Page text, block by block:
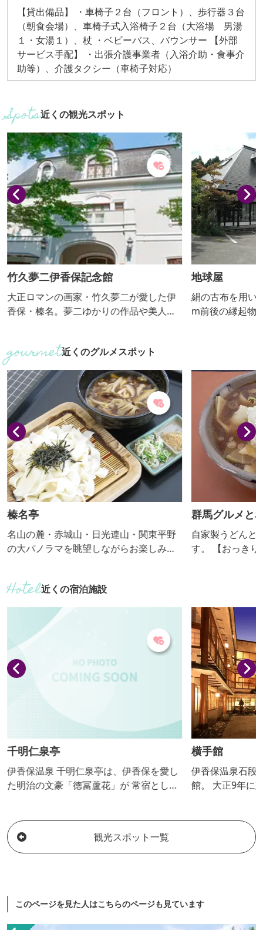
【貸出備品】 ・車椅子２台（フロント）、歩行器３台
（朝食会場）、車椅子式入浴椅子２台（大浴場 男湯
１・女湯１）、杖 ・ベビーバス、バウンサー 【外部
サービス手配】 ・出張介護事業者（入浴介助・食事介
助等）、介護タクシー（車椅子対応）
近くの観光スポット
竹久夢二伊香保記念館
大正ロマンの画家・竹久夢二が愛した伊
香保・榛名。夢二ゆかりの作品や美人
地球屋
絹の古布を用い
m前後の縁起物
近くのグルメスポット
榛名亭
名山の麓・赤城山・日光連山・関東平野
の大パノラマを眺望しながらお楽しみく
群馬グルメと
自家製うどんと
す。 【おっ
近くの宿泊施設
千明仁泉亭
伊香保温泉 千明仁泉亭は、伊香保を愛し
た明治の文豪「徳冨蘆花」が 常宿として
わりなく湧き出る豊かな源泉「黄金の
湯」と、 果てしなく澄んだ空に広がる上
州連山や谷川岳などの山並み。 古き佳き
す。
横手館
伊香保温泉石段
館。 大正9年に
ご利用いただけ
観光スポット一覧
このページを見た人はこちらのページも見ています